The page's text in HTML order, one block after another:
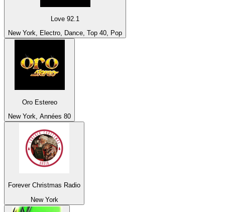
Love 92.1
New York, Electro, Dance, Top 40, Pop
Oro Estereo
New York, Années 80
Forever Christmas Radio
New York